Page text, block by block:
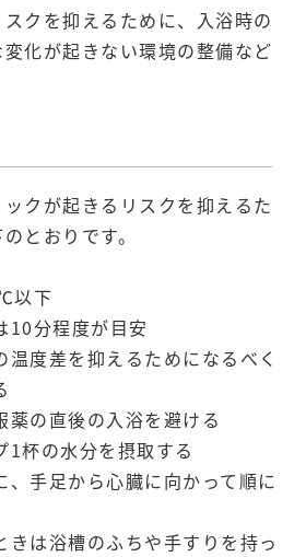
クを抑えるために、入浴時の
化が起きない環境の整備など
クが起きるリスクを抑えるた
とおりです。
以下
10分程度が目安
温度差を抑えるためになるべく
薬の直後の入浴を避ける
1杯の水分を摂取する
、手足から心臓に向かって順に
きは浴槽のふちや手すりを持っ